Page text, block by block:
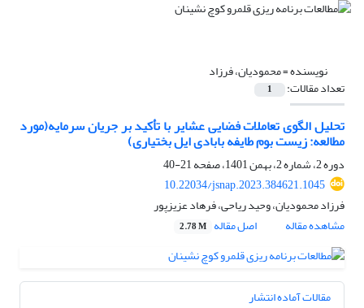
نویسنده =محمودیان، فرزاد
تعداد مقالات: 1
تحلیل الگوی تعاملات فضایی عشایر با تأکید بر جریان سرمایه(مورد
مطالعه: زیست بوم طایفه بابادی ایل بختیاری)
دوره 2، شماره 2، بهمن 1401، صفحه
21-40
10.22034/jsnap.2023.384621.1045
فرزاد محمودیان، وحید ریاحی، فرهاد عزیزپور
مشاهده مقاله
اصل مقاله 2.78 M
مقالات آماده انتشار